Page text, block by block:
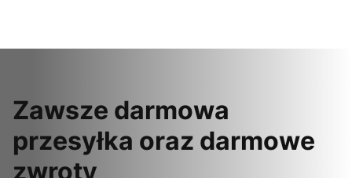
Zawsze darmowa
przesyłka oraz darmowe
zwroty